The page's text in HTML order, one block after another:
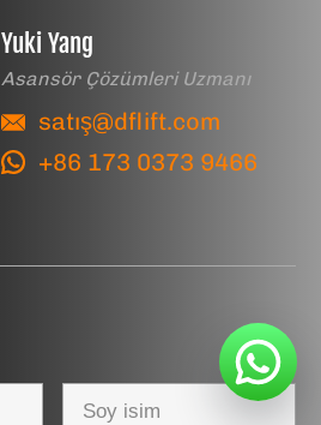
Yuki Yang
Asansör Çözümleri Uzmanı
satış@dflift.com
+86 173 0373 9466